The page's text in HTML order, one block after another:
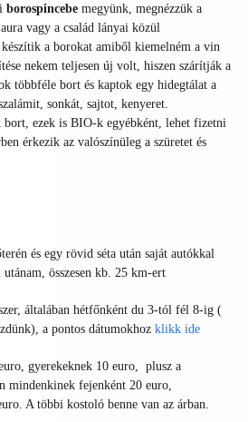
borospincebe megyünk, megnézzük a
vagy a család lányai közül
a borokat amiből kiemelném a vin
nekem teljesen új volt, hiszen szárítják a
többféle bort és kaptok egy hidegtálat a
sonkát, sajtot, kenyeret.
bort, ezek is BIO-k egyébként, lehet fizetni
érkezik az valószínüleg a szüretet és
és egy rövid séta után saját autókkal
összesen kb. 25 km-ert
általában hétfőnként du 3-tól fél 8-ig (
a pontos dátumokhoz klikk ide
gyerekeknek 10 euro, plusz a
mindenkinek fejenként 20 euro,
A többi kostoló benne van az árban.